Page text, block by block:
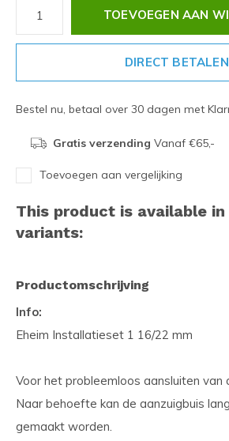
TOEVOEGEN AAN
DIRECT BETALEN
Bestel nu, betaal over 30 dagen met
Gratis verzending Vanaf €65,-
Toevoegen aan vergelijking
This product is available
variants:
Productomschrijving
Info:
Eheim Installatieset 1 16/22 mm
Voor het probleemloos aansluiten van
Naar behoefte kan de aanzuigbuis
gemaakt worden.